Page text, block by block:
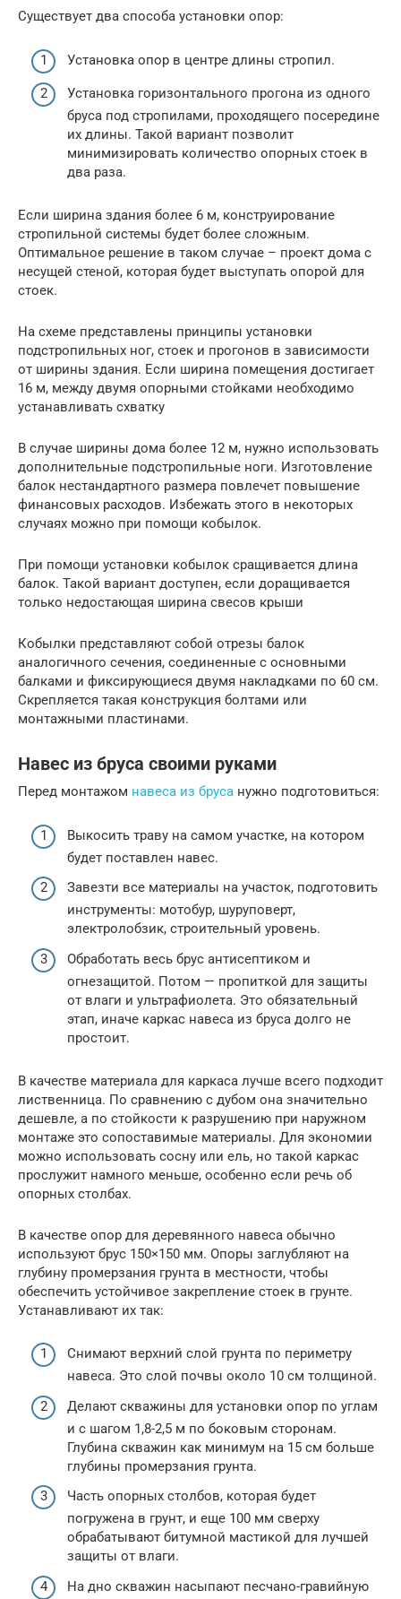
Существует два способа установки опор:
Установка опор в центре длины стропил.
Установка горизонтального прогона из одного
бруса под стропилами, проходящего посередине
их длины. Такой вариант позволит
минимизировать количество опорных стоек в
два раза.
Если ширина здания более 6 м, конструирование
стропильной системы будет более сложным.
Оптимальное решение в таком случае – проект дома с
несущей стеной, которая будет выступать опорой для
стоек.
На схеме представлены принципы установки
подстропильных ног, стоек и прогонов в зависимости
от ширины здания. Если ширина помещения достигает
16 м, между двумя опорными стойками необходимо
устанавливать схватку
В случае ширины дома более 12 м, нужно использовать
дополнительные подстропильные ноги. Изготовление
балок нестандартного размера повлечет повышение
финансовых расходов. Избежать этого в некоторых
случаях можно при помощи кобылок.
При помощи установки кобылок сращивается длина
балок. Такой вариант доступен, если доращивается
только недостающая ширина свесов крыши
Кобылки представляют собой отрезы балок
аналогичного сечения, соединенные с основными
балками и фиксирующиеся двумя накладками по 60 см.
Скрепляется такая конструкция болтами или
монтажными пластинами.
Навес из бруса своими руками
Перед монтажом навеса из бруса нужно подготовиться:
Выкосить траву на самом участке, на котором
будет поставлен навес.
Завезти все материалы на участок, подготовить
инструменты: мотобур, шуруповерт,
электролобзик, строительный уровень.
Обработать весь брус антисептиком и
огнезащитой. Потом — пропиткой для защиты
от влаги и ультрафиолета. Это обязательный
этап, иначе каркас навеса из бруса долго не
простоит.
В качестве материала для каркаса лучше всего подходит
лиственница. По сравнению с дубом она значительно
дешевле, а по стойкости к разрушению при наружном
монтаже это сопоставимые материалы. Для экономии
можно использовать сосну или ель, но такой каркас
прослужит намного меньше, особенно если речь об
опорных столбах.
В качестве опор для деревянного навеса обычно
используют брус 150×150 мм. Опоры заглубляют на
глубину промерзания грунта в местности, чтобы
обеспечить устойчивое закрепление стоек в грунте.
Устанавливают их так:
Снимают верхний слой грунта по периметру
навеса. Это слой почвы около 10 см толщиной.
Делают скважины для установки опор по углам
и с шагом 1,8-2,5 м по боковым сторонам.
Глубина скважин как минимум на 15 см больше
глубины промерзания грунта.
Часть опорных столбов, которая будет
погружена в грунт, и еще 100 мм сверху
обрабатывают битумной мастикой для лучшей
защиты от влаги.
На дно скважин насыпают песчано-гравийную